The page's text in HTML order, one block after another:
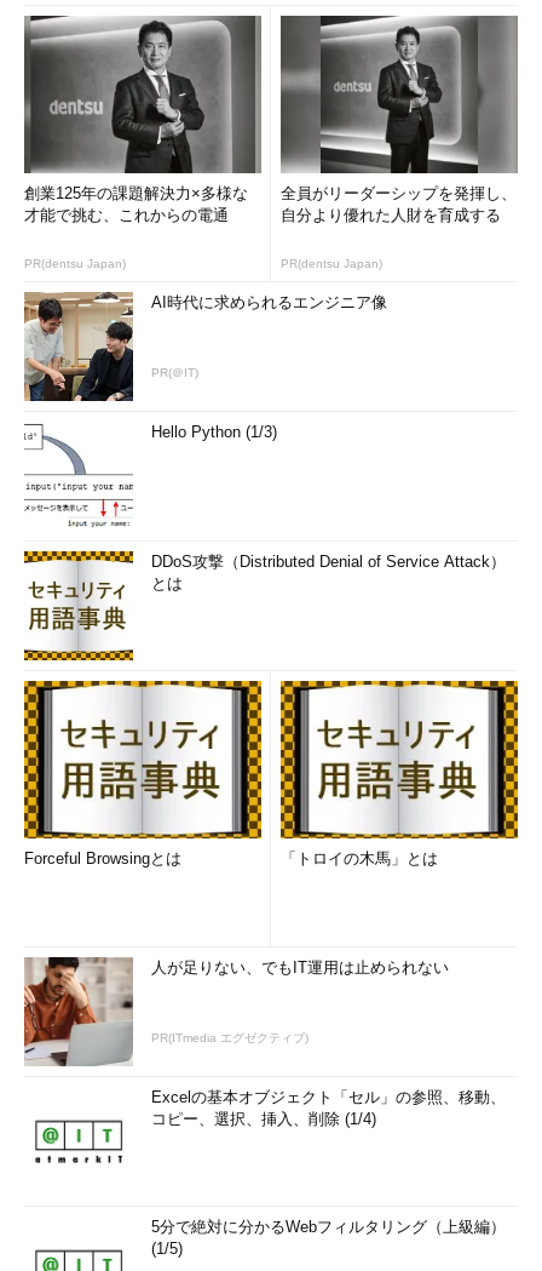
創業125年の課題解決力×多様な
才能で挑む、これからの電通
PR(dentsu Japan)
全員がリーダーシップを発揮し、
自分より優れた人財を育成する
PR(dentsu Japan)
AI時代に求められるエンジニア像
PR(＠IT)
Hello Python (1/3)
DDoS攻撃（Distributed Denial of Service Attack）
とは
Forceful Browsingとは 「トロイの木馬」とは
人が足りない、でもIT運用は止められない
PR(ITmedia エグゼクティブ)
Excelの基本オブジェクト「セル」の参照、移動、
コピー、選択、挿入、削除 (1/4)
5分で絶対に分かるWebフィルタリング（上級編）
(1/5)